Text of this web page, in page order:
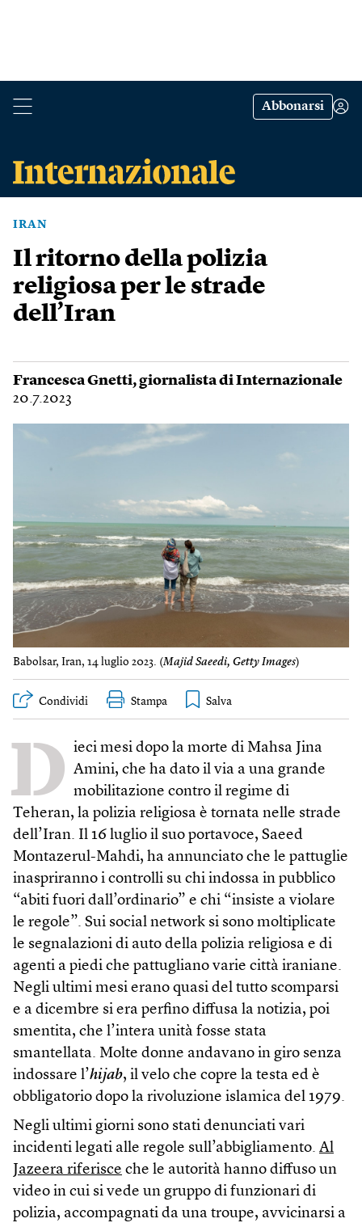
Abbonarsi
IRAN
Il ritorno della polizia
religiosa per le strade
dell’Iran
Francesca Gnetti, giornalista di Internazionale
20.7.2023
Babolsar, Iran, 14 luglio 2023. (Majid Saeedi, Getty Images)
Condividi Stampa
D ieci mesi dopo la morte di Mahsa Jina
Amini, che ha dato il via a una grande
mobilitazione contro il regime di
Teheran, la polizia religiosa è tornata nelle strade
dell’Iran. Il 16 luglio il suo portavoce, Saeed
Montazerul-Mahdi, ha annunciato che le pattuglie
inaspriranno i controlli su chi indossa in pubblico
“abiti fuori dall’ordinario” e chi “insiste a violare
le regole”. Sui social network si sono moltiplicate
le segnalazioni di auto della polizia religiosa e di
agenti a piedi che pattugliano varie città iraniane.
Negli ultimi mesi erano quasi del tutto scomparsi
e a dicembre si era perfino diffusa la notizia, poi
smentita, che l’intera unità fosse stata
smantellata. Molte donne andavano in giro senza
indossare l’hijab, il velo che copre la testa ed è
obbligatorio dopo la rivoluzione islamica del 1979.
Negli ultimi giorni sono stati denunciati vari
incidenti legati alle regole sull’abbigliamento. Al
Jazeera riferisce che le autorità hanno diffuso un
video in cui si vede un gruppo di funzionari di
polizia, accompagnati da una troupe, avvicinarsi a